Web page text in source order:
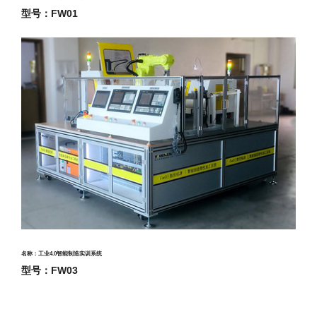
型号：FW01
名称： 工业4.0智能制造实训系统
型号：FW03